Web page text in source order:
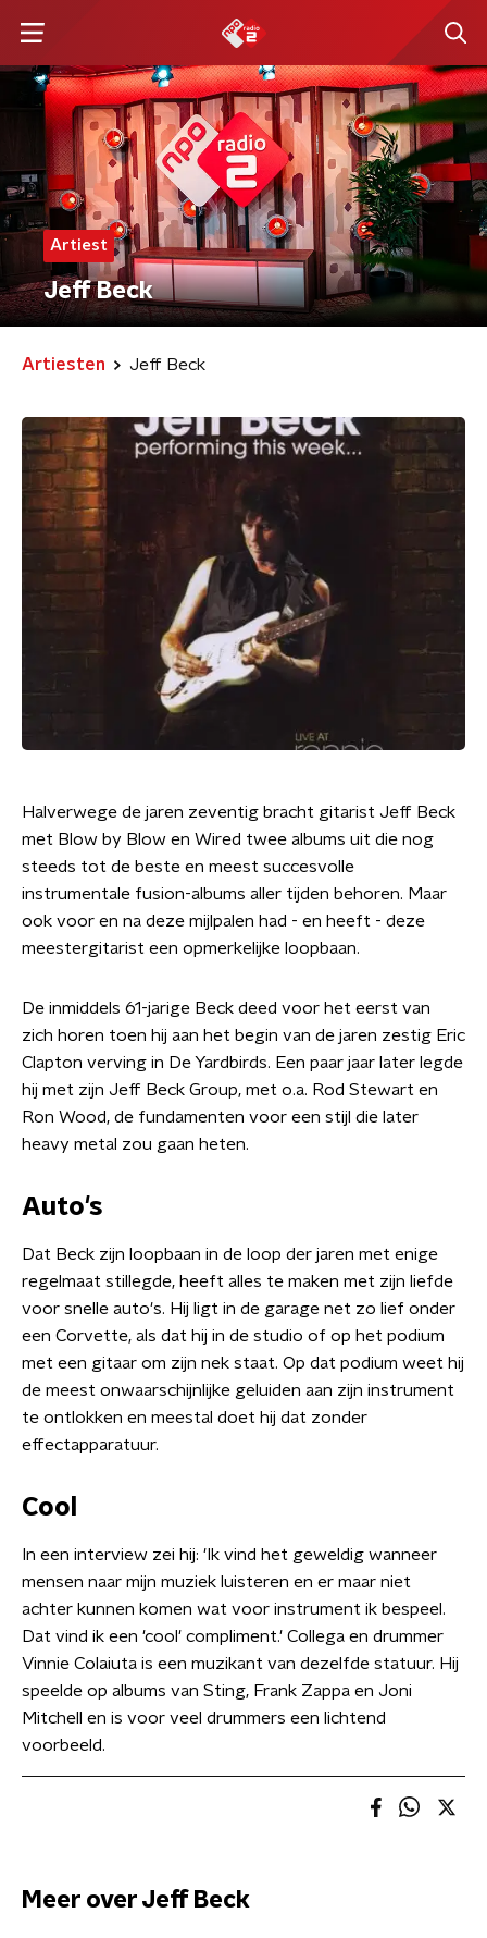
Artiest
Jeff Beck
Artiesten Jeff Beck
Halverwege de jaren zeventig bracht gitarist Jeff Beck
met Blow by Blow en Wired twee albums uit die nog
steeds tot de beste en meest succesvolle
instrumentale fusion-albums aller tijden behoren. Maar
ook voor en na deze mijlpalen had - en heeft - deze
meestergitarist een opmerkelijke loopbaan.
De inmiddels 61-jarige Beck deed voor het eerst van
zich horen toen hij aan het begin van de jaren zestig Eric
Clapton verving in De Yardbirds. Een paar jaar later legde
hij met zijn Jeff Beck Group, met o.a. Rod Stewart en
Ron Wood, de fundamenten voor een stijl die later
heavy metal zou gaan heten.
Auto's
Dat Beck zijn loopbaan in de loop der jaren met enige
regelmaat stillegde, heeft alles te maken met zijn liefde
voor snelle auto's. Hij ligt in de garage net zo lief onder
een Corvette, als dat hij in de studio of op het podium
met een gitaar om zijn nek staat. Op dat podium weet hij
de meest onwaarschijnlijke geluiden aan zijn instrument
te ontlokken en meestal doet hij dat zonder
effectapparatuur.
Cool
In een interview zei hij: 'Ik vind het geweldig wanneer
mensen naar mijn muziek luisteren en er maar niet
achter kunnen komen wat voor instrument ik bespeel.
Dat vind ik een 'cool' compliment.' Collega en drummer
Vinnie Colaiuta is een muzikant van dezelfde statuur. Hij
speelde op albums van Sting, Frank Zappa en Joni
Mitchell en is voor veel drummers een lichtend
voorbeeld.
Meer over Jeff Beck